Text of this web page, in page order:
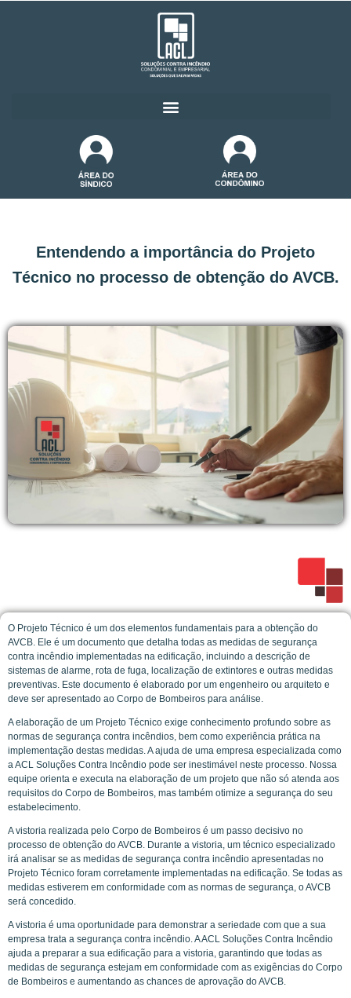
Entendendo a importância do Projeto
Técnico no processo de obtenção do AVCB.
O Projeto Técnico é um dos elementos fundamentais para a obtenção do
AVCB. Ele é um documento que detalha todas as medidas de segurança
contra incêndio implementadas na edificação, incluindo a descrição de
sistemas de alarme, rota de fuga, localização de extintores e outras medidas
preventivas. Este documento é elaborado por um engenheiro ou arquiteto e
deve ser apresentado ao Corpo de Bombeiros para análise.
A elaboração de um Projeto Técnico exige conhecimento profundo sobre as
normas de segurança contra incêndios, bem como experiência prática na
implementação destas medidas. A ajuda de uma empresa especializada como
a ACL Soluções Contra Incêndio pode ser inestimável neste processo. Nossa
equipe orienta e executa na elaboração de um projeto que não só atenda aos
requisitos do Corpo de Bombeiros, mas também otimize a segurança do seu
estabelecimento.
A vistoria realizada pelo Corpo de Bombeiros é um passo decisivo no
processo de obtenção do AVCB. Durante a vistoria, um técnico especializado
irá analisar se as medidas de segurança contra incêndio apresentadas no
Projeto Técnico foram corretamente implementadas na edificação. Se todas as
medidas estiverem em conformidade com as normas de segurança, o AVCB
será concedido.
A vistoria é uma oportunidade para demonstrar a seriedade com que a sua
empresa trata a segurança contra incêndio. A ACL Soluções Contra Incêndio
ajuda a preparar a sua edificação para a vistoria, garantindo que todas as
medidas de segurança estejam em conformidade com as exigências do Corpo
de Bombeiros e aumentando as chances de aprovação do AVCB.